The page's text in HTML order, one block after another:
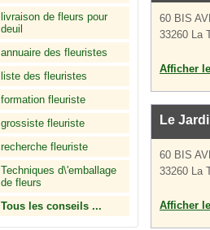
livraison de fleurs pour
deuil
annuaire des fleuristes
liste des fleuristes
formation fleuriste
grossiste fleuriste
recherche fleuriste
Techniques d\'emballage
de fleurs
Tous les conseils ...
60 BIS
33260 La
Afficher
Le
60 BIS
33260 La
Afficher